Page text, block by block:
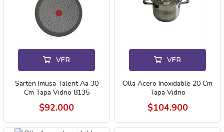
VER
Sarten Imusa Talent Aa 30
Cm Tapa Vidrio 8135
$92.000
VER
Olla Acero Inoxidable 20 Cm
Tapa Vidrio
$104.900